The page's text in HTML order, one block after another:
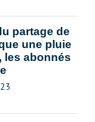
partage de
une pluie
les abonnés